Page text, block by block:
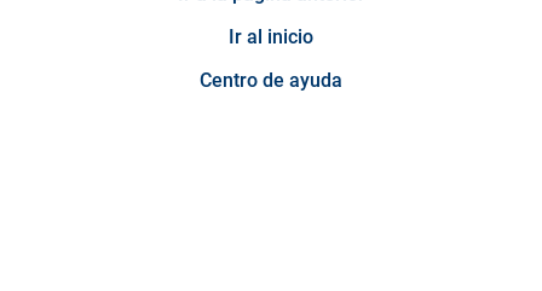
Ir al inicio
Centro de ayuda